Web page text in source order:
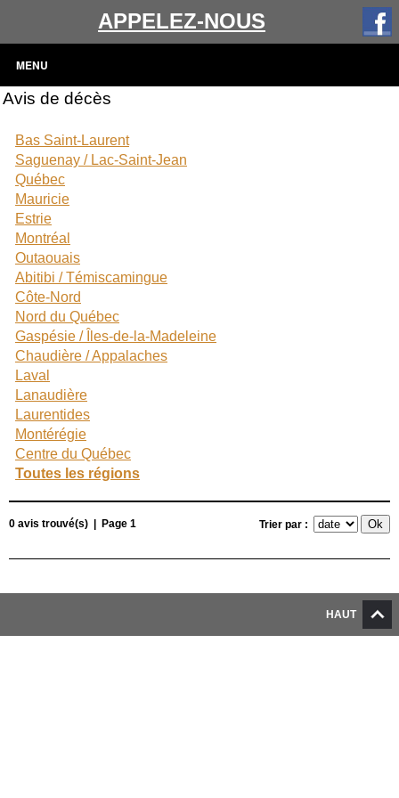
APPELEZ-NOUS
MENU
Avis de décès
Bas Saint-Laurent
Saguenay / Lac-Saint-Jean
Québec
Mauricie
Estrie
Montréal
Outaouais
Abitibi / Témiscamingue
Côte-Nord
Nord du Québec
Gaspésie / Îles-de-la-Madeleine
Chaudière / Appalaches
Laval
Lanaudière
Laurentides
Montérégie
Centre du Québec
Toutes les régions
0 avis trouvé(s) | Page 1 Trier par :
HAUT